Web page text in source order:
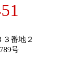
番地２
号